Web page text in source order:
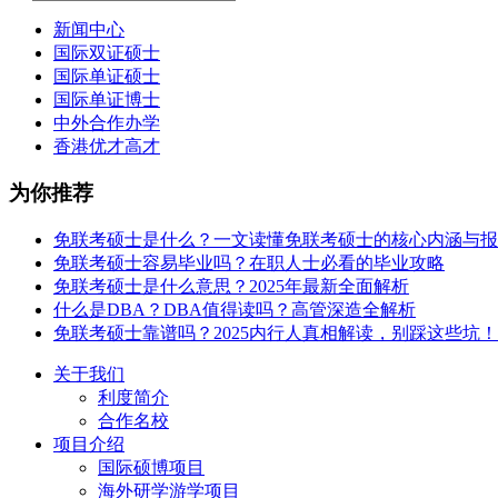
新闻中心
国际双证硕士
国际单证硕士
国际单证博士
中外合作办学
香港优才高才
为你推荐
免联考硕士是什么？一文读懂免联考硕士的核心内涵与
免联考硕士容易毕业吗？在职人士必看的毕业攻略
免联考硕士是什么意思？2025年最新全面解析
什么是DBA？DBA值得读吗？高管深造全解析
免联考硕士靠谱吗？2025内行人真相解读，别踩这些坑！
关于我们
利度简介
合作名校
项目介绍
国际硕博项目
海外研学游学项目